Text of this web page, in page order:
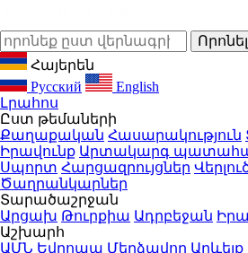
Հայերեն
Русский
English
Լրահոս
Ըստ թեմաների
Քաղաքական Հասարակություն
Իրավունք Արտակարգ
Սպորտ Հարցազրույցներ
Ծաղրանկարներ
Տարածաշրջան
Արցախ Թուրքիա Ադրբեջան
Աշխարհ
ԱՄՆ Եվրոպա Մերձավոր Արևելք